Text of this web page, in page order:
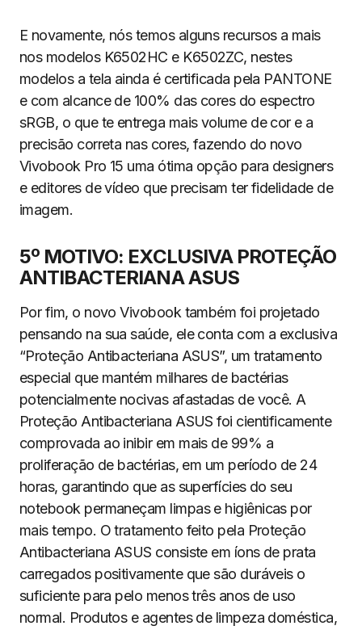
E novamente, nós temos alguns recursos a mais
nos modelos K6502HC e K6502ZC, nestes
modelos a tela ainda é certificada pela PANTONE
e com alcance de 100% das cores do espectro
sRGB, o que te entrega mais volume de cor e a
precisão correta nas cores, fazendo do novo
Vivobook Pro 15 uma ótima opção para designers
e editores de vídeo que precisam ter fidelidade de
imagem.
5º MOTIVO: EXCLUSIVA PROTEÇÃO
ANTIBACTERIANA ASUS
Por fim, o novo Vivobook também foi projetado
pensando na sua saúde, ele conta com a exclusiva
“Proteção Antibacteriana ASUS”, um tratamento
especial que mantém milhares de bactérias
potencialmente nocivas afastadas de você. A
Proteção Antibacteriana ASUS foi cientificamente
comprovada ao inibir em mais de 99% a
proliferação de bactérias, em um período de 24
horas, garantindo que as superfícies do seu
notebook permaneçam limpas e higiênicas por
mais tempo. O tratamento feito pela Proteção
Antibacteriana ASUS consiste em íons de prata
carregados positivamente que são duráveis o
suficiente para pelo menos três anos de uso
normal. Produtos e agentes de limpeza doméstica,